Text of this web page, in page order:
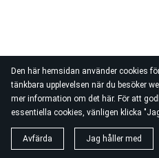
Den här hemsidan använder cookies
tänkbara upplevelsen när du besöker
mer information om det här. För att
essentiella cookies, vänligen klicka
Avfärda Jag håller med